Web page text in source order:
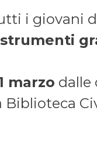
i giovani
marzo dalle
Biblioteca